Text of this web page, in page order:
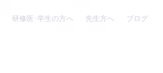
研修医･学生の方へ 先生方へ ブログ